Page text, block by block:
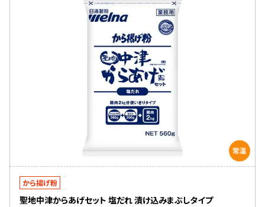
から揚げ粉
聖地中津からあげセット 塩だれ 漬け込みまぶしタイプ